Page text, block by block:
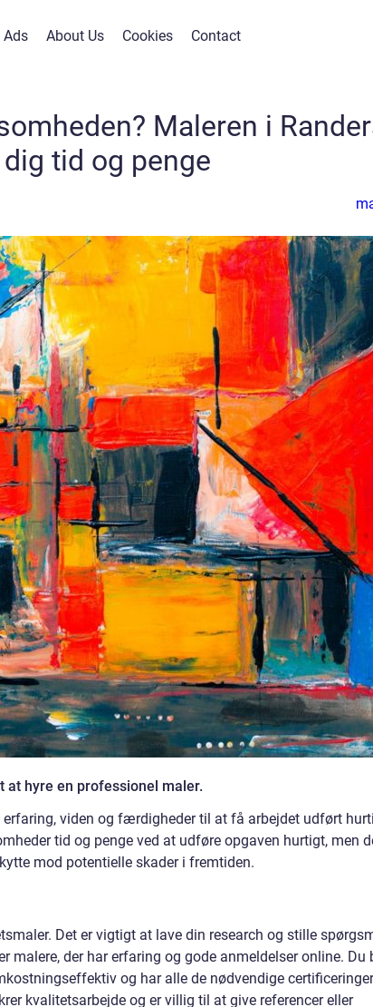
Ads About Us Cookies Contact
Maleren i
tid og penge
at hyre en professionel maler.
erfaring, viden og færdigheder til at få arbejdet udført
tid og penge ved at udføre opgaven hurtigt, men
mod potentielle skader i fremtiden.
Det er vigtigt at lave din research og stille
malere, der har erfaring og gode anmeldelser online. Du
og har alle de nødvendige certificeringer
kvalitetsarbejde og er villig til at give referencer eller